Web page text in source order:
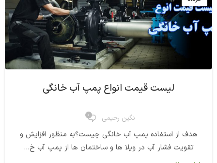
لیست قیمت انواع پمپ آب خانگی
نگین رحیمی 0
هدف از استفاده پمپ آب خانگی چیست؟به منظور افزایش و
تقویت فشار آب در ویلا ها و ساختمان ها از پمپ آب خ...